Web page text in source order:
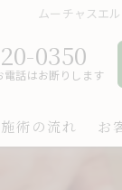
ムーチャスエ
0350
話はお断りします
施術の流れ お